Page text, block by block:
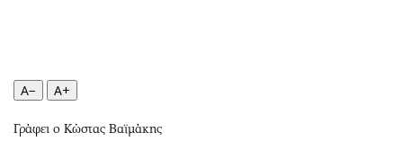
Παράξενα
Σινεμά
A− A+
Γράφει ο Κώστας Βαϊμάκης